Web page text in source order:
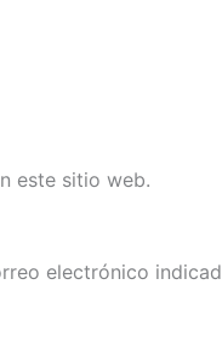
este sitio web.
electrónico